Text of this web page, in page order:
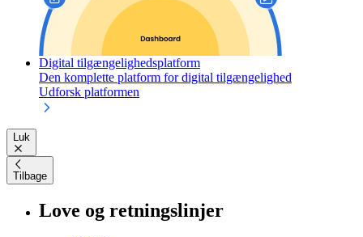
Digital tilgængelighedsplatform
Den komplette platform for digital tilgængelighed
Udforsk platformen
Luk
Tilbage
Love og retningslinjer